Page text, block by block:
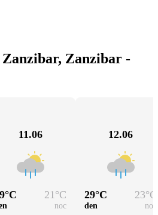
Zanzibar -
11.06
°C 21 °C
noc
12.06
29°C 23°C
den noc